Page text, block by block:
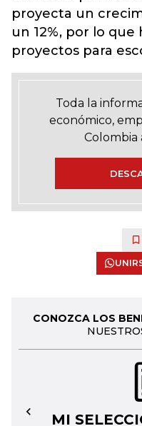
proyecta un
un 12%, por lo
proyectos para
Toda la
económico,
Colombia
CONOZCA LOS
MI
←